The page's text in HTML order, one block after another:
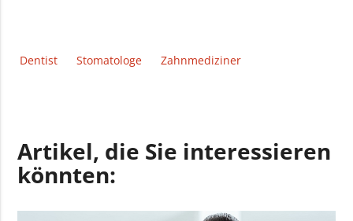
Dentist Stomatologe Zahnmediziner
Artikel, die Sie interessieren
könnten: